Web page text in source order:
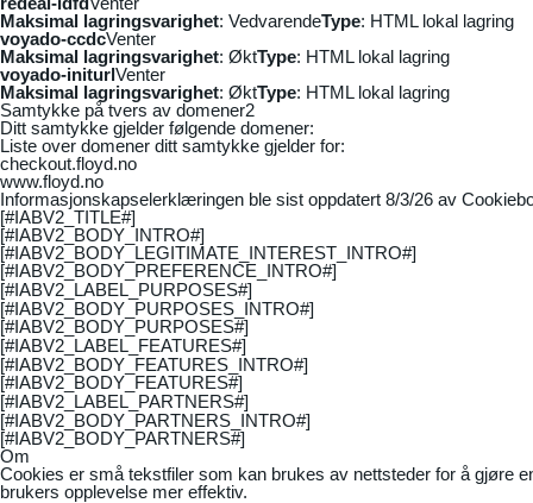
Maksimal lagringsvarighet: VedvarendeType: HTML lokal lagring
voyado-ccdcVenter
Maksimal lagringsvarighet: ØktType: HTML lokal lagring
voyado-initurlVenter
Maksimal lagringsvarighet: ØktType: HTML lokal lagring
Samtykke på tvers av domener2
Ditt samtykke gjelder følgende domener:
Liste over domener ditt samtykke gjelder for:
checkout.floyd.no
www.floyd.no
Informasjonskapselerklæringen ble sist oppdatert 8/3/26 av
[#IABV2_TITLE#]
[#IABV2_BODY_INTRO#]
[#IABV2_BODY_LEGITIMATE_INTEREST_INTRO#]
[#IABV2_BODY_PREFERENCE_INTRO#]
[#IABV2_LABEL_PURPOSES#]
[#IABV2_BODY_PURPOSES_INTRO#]
[#IABV2_BODY_PURPOSES#]
[#IABV2_LABEL_FEATURES#]
[#IABV2_BODY_FEATURES_INTRO#]
[#IABV2_BODY_FEATURES#]
[#IABV2_LABEL_PARTNERS#]
[#IABV2_BODY_PARTNERS_INTRO#]
[#IABV2_BODY_PARTNERS#]
Om
Cookies er små tekstfiler som kan brukes av nettsteder for å gjøre
brukers opplevelse mer effektiv.